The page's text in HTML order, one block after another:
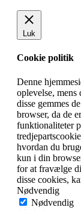
Luk
Cookie politik
Denne
oplevelse, mens
disse gemmes
browser, da de
funktionaliteter
hvordan du
kun i din
for at fravælge
disse cookies,
Nødvendig
Nødvendig